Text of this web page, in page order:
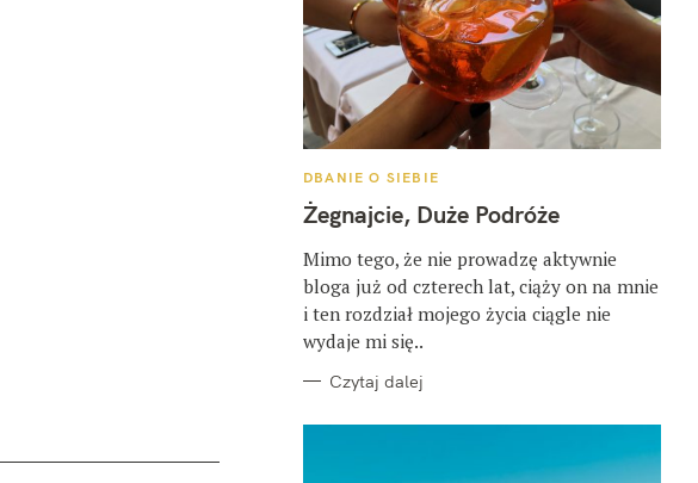
K
T
E
O
R
I
E
DBANIE O SIEBIE
Żegnajcie, Duże Podróże
Mimo tego, że nie prowadzę aktywnie
bloga już od czterech lat, ciąży on na mnie
i ten rozdział mojego życia ciągle nie
wydaje mi się..
Czytaj dalej